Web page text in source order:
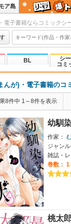
ア島
電子書籍ならコミックシ
BL
シ
コミ
んが)・電子書籍のコ
8件中 1～8件を表示
幼馴
作家：
ジャンル
雑誌・レ
巻数： 1
桃太